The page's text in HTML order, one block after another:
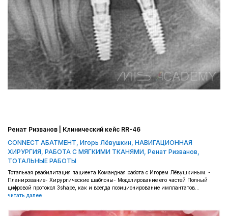
Ренат Ризванов | Клинический кейс RR-46
CONNECT АБАТМЕНТ Игорь Лёвушкин НАВИГАЦИОННАЯ
ХИРУРГИЯ РАБОТА С МЯГКИМИ ТКАНЯМИ Ренат Ризванов
ТОТАЛЬНЫЕ РАБОТЫ
Тотальная реабилитация пациента Командная работа с Игорем Лёвушкиным. -
Планирование- Хирургические шаблоны- Моделирование его частей Полный
цифровой протокол 3shape, как и всегда позиционирование имплантатов...
читать далее